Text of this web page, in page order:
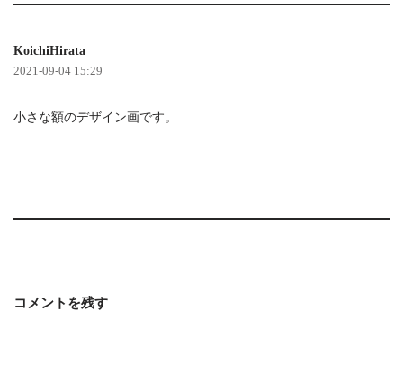
KoichiHirata
2021-09-04 15:29
小さな額のデザイン画です。
コメントを残す